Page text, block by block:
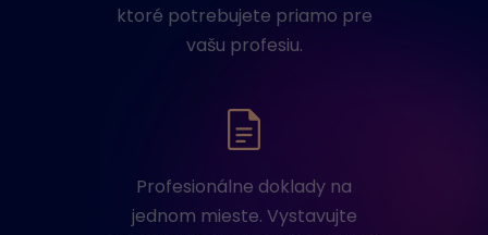
ktoré potrebujete priamo pre
vašu profesiu.
Profesionálne doklady na
jednom mieste. Vystavujte